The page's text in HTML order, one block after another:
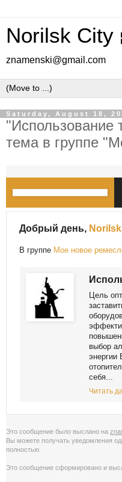
Norilsk City
znamenski@gmail.com
Saturday, August 18,
"Использование
тема в группе
Добрый день, Norilsk
В группе Мое новое
Цель
выбор
энергии
себя...
Читать
Это сообщение было выслано на
Вы можете получать уведомления
полностью
Это сообщение сформировано и